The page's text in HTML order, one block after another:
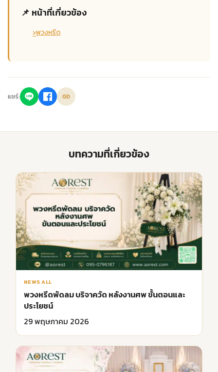
📌 หน้าที่เกี่ยวข้อง
›พวงหรีด
แชร์:
บทความที่เกี่ยวข้อง
NEWS ALL
พวงหรีดพัดลม บริจาควัด หลังงานศพ ขั้นตอนและ
ประโยชน์
29 พฤษภาคม 2026